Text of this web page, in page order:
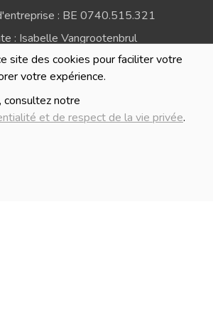
site des cookies pour faciliter votre
votre expérience.
consultez notre
et de respect de la vie privée.
: BE 0740.515.321
: Isabelle Vangrootenbrul
et de respect de la vie
privée